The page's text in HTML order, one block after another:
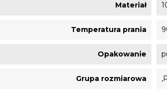
Materiał
Temperatura prania
Opakowanie
Grupa rozmiarowa